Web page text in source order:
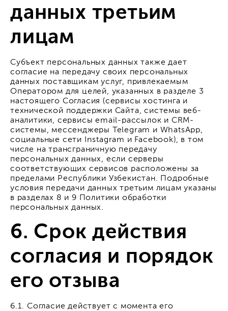
данных третьим
лицам
Субъект персональных данных также дает
согласие на передачу своих персональных
данных поставщикам услуг, привлекаемым
Оператором для целей, указанных в разделе 3
настоящего Согласия (сервисы хостинга и
технической поддержки Сайта, системы веб-
аналитики, сервисы email-рассылок и CRM-
системы, мессенджеры Telegram и WhatsApp,
социальные сети Instagram и Facebook), в том
числе на трансграничную передачу
персональных данных, если серверы
соответствующих сервисов расположены за
пределами Республики Узбекистан. Подробные
условия передачи данных третьим лицам указаны
в разделах 8 и 9 Политики обработки
персональных данных.
6. Срок действия
согласия и порядок
его отзыва
6.1. Согласие действует с момента его